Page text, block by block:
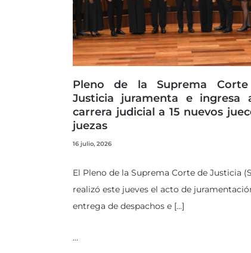
Pleno de la Suprema
Justicia juramenta e ingresa
carrera judicial a 15 nuevos
juezas
16 julio, 2026
El Pleno de la Suprema Corte de Justicia
realizó este jueves el acto de
entrega de despachos e […]
…